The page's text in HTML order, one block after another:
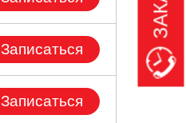
Записаться
Записаться